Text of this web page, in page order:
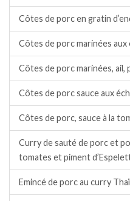
Côtes de porc en gratin
Côtes de porc marinées aux
Côtes de porc marinées,
Côtes de porc sauce aux
Côtes de porc, sauce à la
Curry de sauté de porc et
tomates et piment
Emincé de porc au curry